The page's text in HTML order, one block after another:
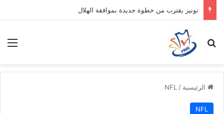
نونيز يقترب من خطوة جديدة بموافقة الهلال
بحث عن
الرئيسية /
NFL
NFL